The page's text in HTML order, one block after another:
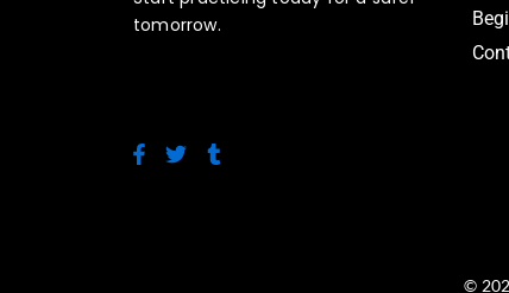
tomorrow.
F
a
T
w
T
u
©